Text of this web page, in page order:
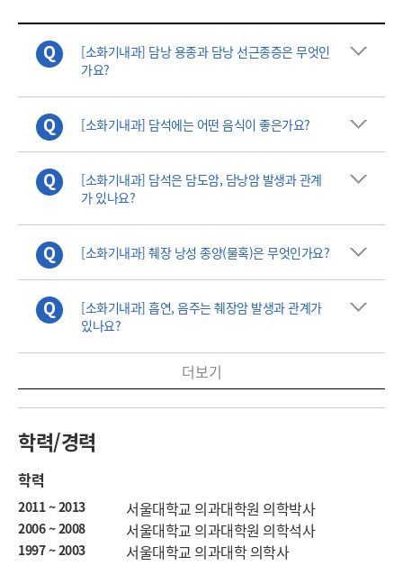
[소화기내과] 담낭 용종과 담낭 선근종증은 무엇인
가요?
[소화기내과] 담석에는 어떤 음식이 좋은가요?
[소화기내과] 담석은 담도암, 담낭암 발생과 관계
가 있나요?
[소화기내과] 췌장 낭성 종양(물혹)은 무엇인가요?
[소화기내과] 흡연, 음주는 췌장암 발생과 관계가
있나요?
더보기
학력/경력
학력
2011 ~ 2013 서울대학교 의과대학원 의학박사
2006 ~ 2008 서울대학교 의과대학원 의학석사
1997 ~ 2003
서울대학교 의과대학 의학사